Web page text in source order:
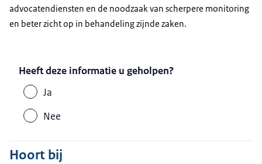
advocatendiensten en de noodzaak van scherpere monitoring
en beter zicht op in behandeling zijnde zaken.
Heeft deze informatie u geholpen?
Ja
Nee
Hoort bij